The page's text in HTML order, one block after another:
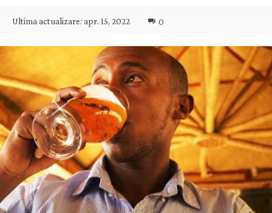
Ultima actualizare: apr. 15, 2022 0